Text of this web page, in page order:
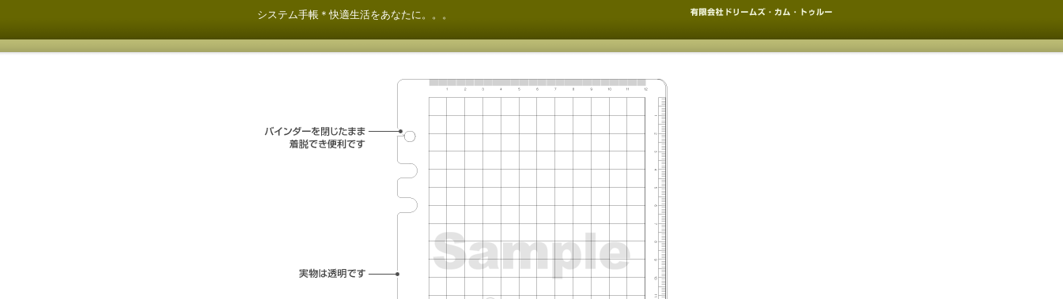
システム手帳＊快適生活をあなたに。。。